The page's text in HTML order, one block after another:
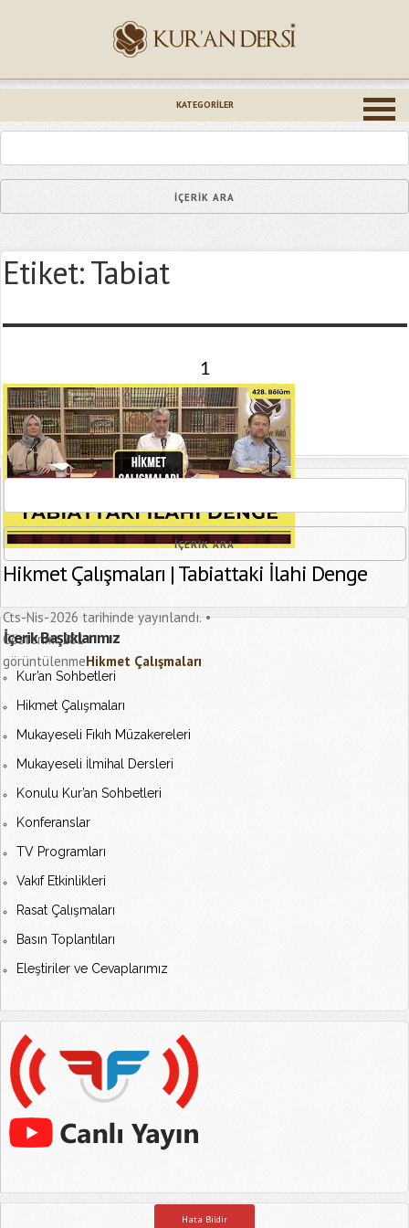
KATEGORILER
Etiket:Tabiat
1
Hikmet Çalışmaları | Tabiattaki İlahi Denge
Cts-Nis-2026 tarihinde yayınlandı.
Gösterim: 281
görüntülenmeHikmet Çalışmaları
İçerik Başlıklarımız
Kur’an Sohbetleri
Hikmet Çalışmaları
Mukayeseli Fıkıh Müzakereleri
Mukayeseli İlmihal Dersleri
Konulu Kur’an Sohbetleri
Konferanslar
TV Programları
Vakıf Etkinlikleri
Rasat Çalışmaları
Basın Toplantıları
Eleştiriler ve Cevaplarımız
Hata Bildir
Epostanız (*)
Yaşadığınız Hatanın Ayrıntıları
Bağlantıyı Gönderin
[recaptcha]